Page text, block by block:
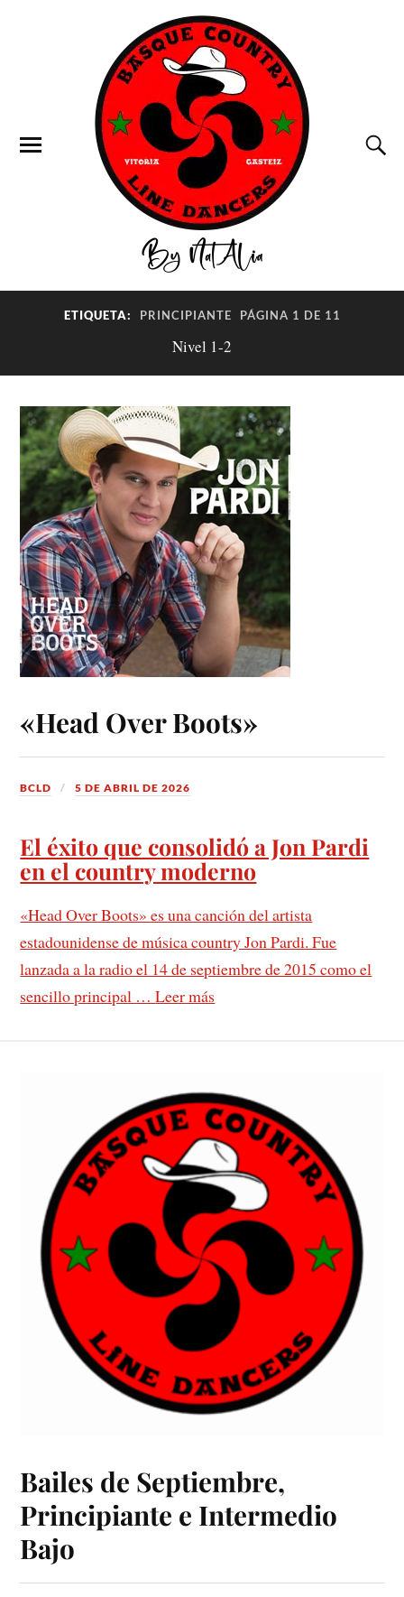
ETIQUETA: PRINCIPIANTE PÁGINA 1 DE 11
Nivel 1-2
«Head Over Boots»
BCLD 5 DE ABRIL DE 2026
El éxito que consolidó a Jon Pardi
en el country moderno
«Head Over Boots» es una canción del artista
estadounidense de música country Jon Pardi. Fue
lanzada a la radio el 14 de septiembre de 2015 como el
sencillo principal …Leer más
Bailes de Septiembre,
Principiante e Intermedio
Bajo